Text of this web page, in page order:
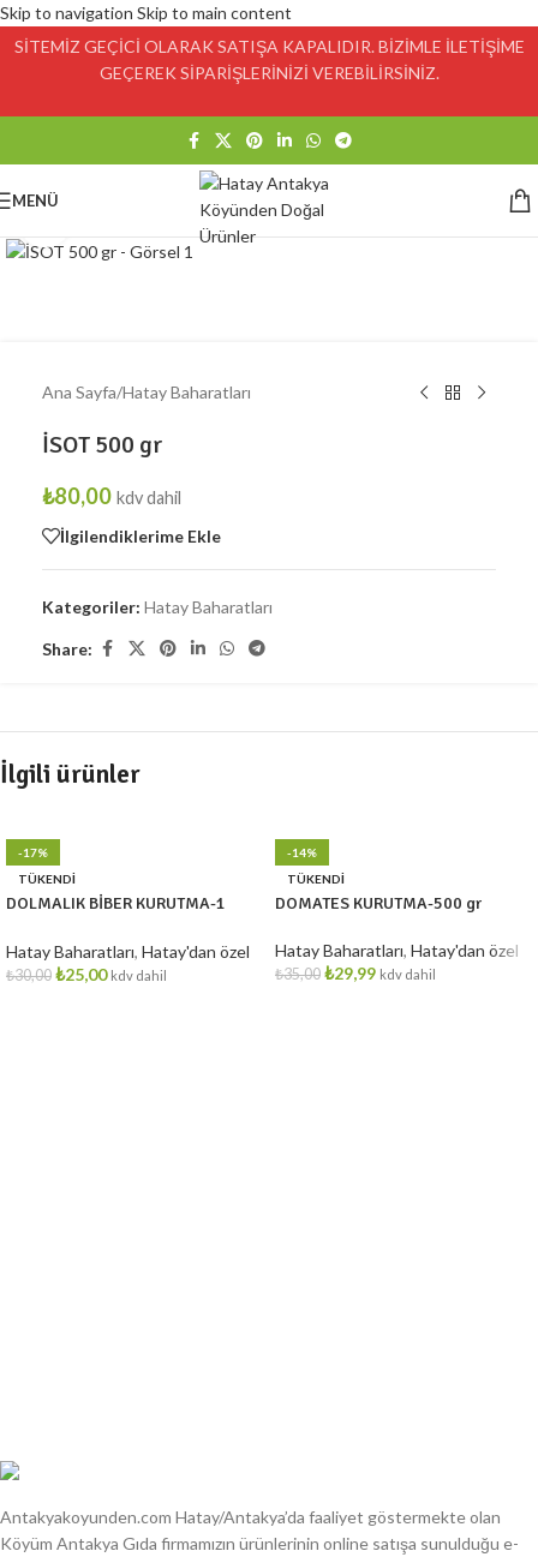
Skip to navigation Skip to main content
SİTEMİZ GEÇİCİ OLARAK SATIŞA KAPALIDIR. BİZİMLE İLETİŞİME
GEÇEREK SİPARİŞLERİNİZİ VEREBİLİRSİNİZ.
MENÜ
Ana Sayfa/Hatay Baharatları
İSOT 500 gr
₺80,00 kdv dahil
İlgilendiklerime Ekle
Kategoriler: Hatay Baharatları
Share:
İlgili ürünler
-17%
TÜKENDI
DOLMALIK BİBER KURUTMA-1
Hatay Baharatları, Hatay'dan özel
₺30,00 ₺25,00 kdv dahil
-14%
TÜKENDI
DOMATES KURUTMA-500 gr
Hatay Baharatları, Hatay'dan özel
₺35,00 ₺29,99 kdv dahil
Antakyakoyunden.com Hatay/Antakya’da faaliyet göstermekte olan
Köyüm Antakya Gıda firmamızın ürünlerinin online satışa sunulduğu e-